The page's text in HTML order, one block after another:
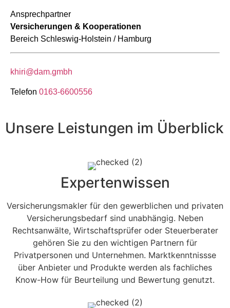
Ansprechpartner
Versicherungen & Kooperationen
Bereich Schleswig-Holstein / Hamburg
khiri@dam.gmbh
Telefon 0163-6600556
Unsere Leistungen im Überblick
Expertenwissen
Versicherungsmakler für den gewerblichen und privaten
Versicherungsbedarf sind unabhängig. Neben
Rechtsanwälte, Wirtschaftsprüfer oder Steuerberater
gehören Sie zu den wichtigen Partnern für
Privatpersonen und Unternehmen. Marktkenntnissse
über Anbieter und Produkte werden als fachliches
Know-How für Beurteilung und Bewertung genutzt.